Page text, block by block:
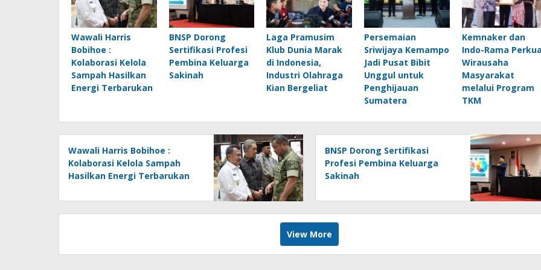
Wawali Harris
Bobihoe :
Kolaborasi Kelola
Sampah Hasilkan
Energi Terbarukan
BNSP Dorong
Sertifikasi Profesi
Pembina Keluarga
Sakinah
Laga Pramusim
Klub Dunia Marak
di Indonesia,
Industri Olahraga
Kian Bergeliat
Persemaian
Sriwijaya Kemampo
Jadi Pusat Bibit
Unggul untuk
Penghijauan
Sumatera
Kemnaker dan
Indo-Rama
Wirausaha
Masyarakat
melalui Program
TKM
Wawali Harris Bobihoe :
Kolaborasi Kelola Sampah
Hasilkan Energi Terbarukan
BNSP Dorong Sertifikasi
Profesi Pembina Keluarga
Sakinah
View More